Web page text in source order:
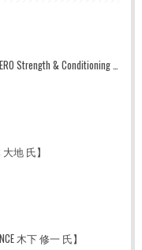
SUIFF 国内初導入 【ZERO Strength & Conditioning Lab】
地 氏】
木下 修一 氏】